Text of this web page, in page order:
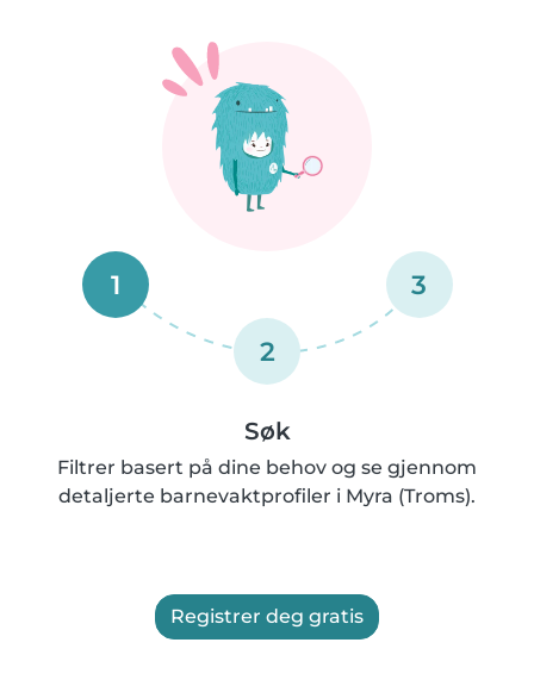
1
2
3
Søk
Filtrer basert på dine behov og se gjennom
detaljerte barnevaktprofiler i Myra (Troms).
Registrer deg gratis